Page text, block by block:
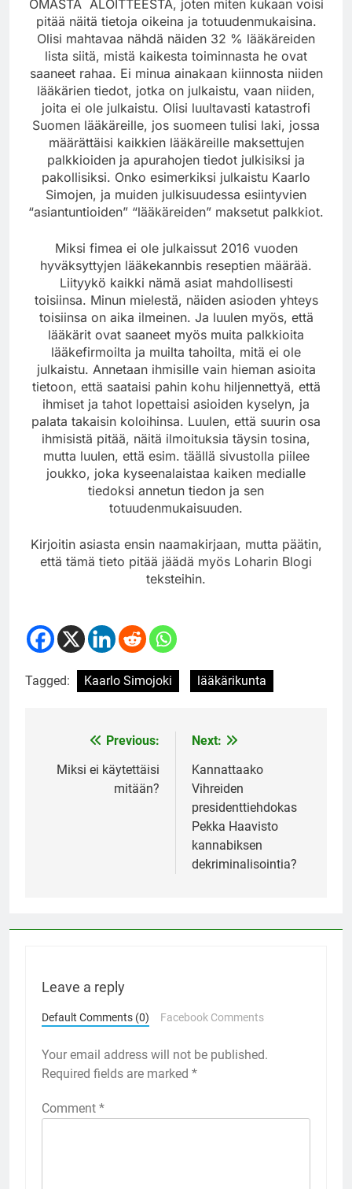
OMASTA ALOITTEESTA, joten miten kukaan voisi
pitää näitä tietoja oikeina ja totuudenmukaisina.
Olisi mahtavaa nähdä näiden 32 % lääkäreiden
lista siitä, mistä kaikesta toiminnasta he ovat
saaneet rahaa. Ei minua ainakaan kiinnosta niiden
lääkärien tiedot, jotka on julkaistu, vaan niiden,
joita ei ole julkaistu. Olisi luultavasti katastrofi
Suomen lääkäreille, jos suomeen tulisi laki, jossa
määrättäisi kaikkien lääkäreille maksettujen
palkkioiden ja apurahojen tiedot julkisiksi ja
pakollisiksi. Onko esimerkiksi julkaistu Kaarlo
Simojen, ja muiden julkisuudessa esiintyvien
“asiantuntioiden” “lääkäreiden” maksetut palkkiot.
Miksi fimea ei ole julkaissut 2016 vuoden
hyväksyttyjen lääkekannbis reseptien määrää.
Liityykö kaikki nämä asiat mahdollisesti
toisiinsa. Minun mielestä, näiden asioden yhteys
toisiinsa on aika ilmeinen. Ja luulen myös, että
lääkärit ovat saaneet myös muita palkkioita
lääkefirmoilta ja muilta tahoilta, mitä ei ole
julkaistu. Annetaan ihmisille vain hieman asioita
tietoon, että saataisi pahin kohu hiljennettyä, että
ihmiset ja tahot lopettaisi asioiden kyselyn, ja
palata takaisin koloihinsa. Luulen, että suurin osa
ihmisistä pitää, näitä ilmoituksia täysin tosina,
mutta luulen, että esim. täällä sivustolla piilee
joukko, joka kyseenalaistaa kaiken medialle
tiedoksi annetun tiedon ja sen
totuudenmukaisuuden.
Kirjoitin asiasta ensin naamakirjaan, mutta päätin,
että tämä tieto pitää jäädä myös Loharin Blogi
teksteihin.
Tagged: Kaarlo Simojoki lääkärikunta
navigation
Previous:
Miksi ei käytettäisi
mitään?
Next:
Kannattaako
Vihreiden
presidenttiehdokas
Pekka Haavisto
kannabiksen
dekriminalisointia?
Leave a reply
Default Comments (0) Facebook Comments
Your email address will not be published.
Required fields are marked *
Comment *